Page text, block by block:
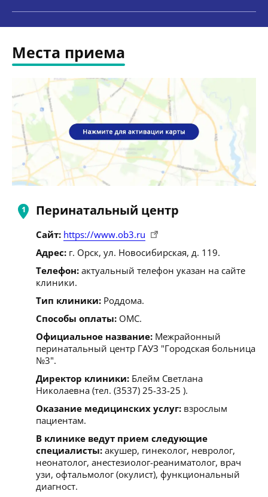
Места приема
Перинатальный центр
Сайт: https://www.ob3.ru
Адрес: г. Орск, ул. Новосибирская, д. 119.
Телефон: актуальный телефон указан на сайте
клиники.
Тип клиники: Роддома.
Способы оплаты: ОМС.
Официальное название: Межрайонный
перинатальный центр ГАУЗ "Городская больница
№3".
Директор клиники: Блейм Светлана
Николаевна (тел. (3537) 25-33-25 ).
Оказание медицинских услуг: взрослым
пациентам.
В клинике ведут прием следующие
специалисты: акушер, гинеколог, невролог,
неонатолог, анестезиолог-реаниматолог, врач
узи, офтальмолог (окулист), функциональный
диагност.